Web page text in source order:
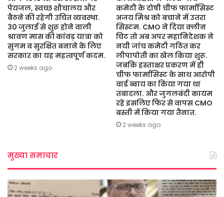
पेयजल, स्वच्छ शौचालय और
बैठने की रहेगी उचित व्यवस्था.
30 जुलाई से शुरू होने वाली
श्रावण मास की कांवड़ यात्रा को
सुगम व सुरक्षित बनाने के लिए
सरकार का यह महत्वपूर्ण कदम.
2 weeks ago
कमेटी के दोषी चीफ फार्मासिस्ट
अजय मिश्र को बचाने में उतरा
सिस्टम. CMO ने दिया क्लीन
चिट तो अब अपर महानिदेशक ने
नयी जांच कमेटी गठित कर
लीपापोती का खेल किया शुरू.
जबकि हस्ताक्षर प्रकरण में ही
चीफ फार्मासिस्ट के साथ आरोपी
वार्ड ब्वाय का किया गया था
तबादला. और जुगलबंदी कायम
रहे इसलिए फिर से वापस CMO
बस्ती में किया गया तैनात.
2 weeks ago
मुख्या समाचार